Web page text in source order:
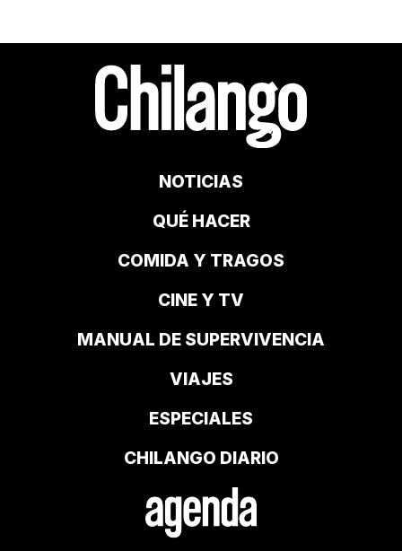
NOTICIAS
QUÉ HACER
COMIDA Y TRAGOS
CINE Y TV
MANUAL DE SUPERVIVENCIA
VIAJES
ESPECIALES
CHILANGO DIARIO